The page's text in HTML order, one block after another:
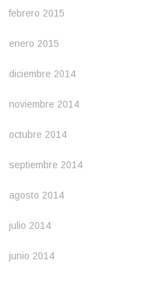
febrero 2015
enero 2015
diciembre 2014
noviembre 2014
octubre 2014
septiembre 2014
agosto 2014
julio 2014
junio 2014